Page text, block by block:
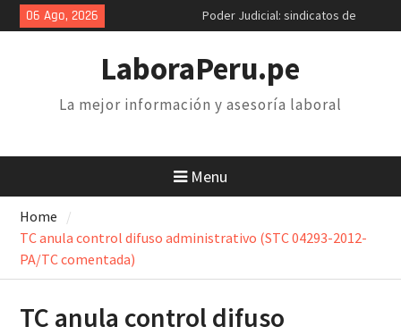
Skip
to
06 Ago, 2026
Poder Judicial: sindicatos de
trabajadores anuncian paro y
Retiro 25% AFP: el descuento
inconstitucional de 2 mil soles y
la necesidad de derogarlo
LaboraPeru.pe
La mejor información y asesoría laboral
Menu
Home
TC anula control difuso administrativo (STC 04293-2012-
PA/TC comentada)
TC anula control difuso